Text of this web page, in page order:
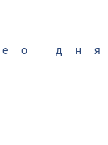
дня